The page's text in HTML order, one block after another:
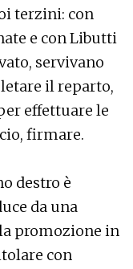
terzini: con
e con Libutti
servivano
il reparto,
effettuare le
firmare.
destro è
da una
promozione in
con